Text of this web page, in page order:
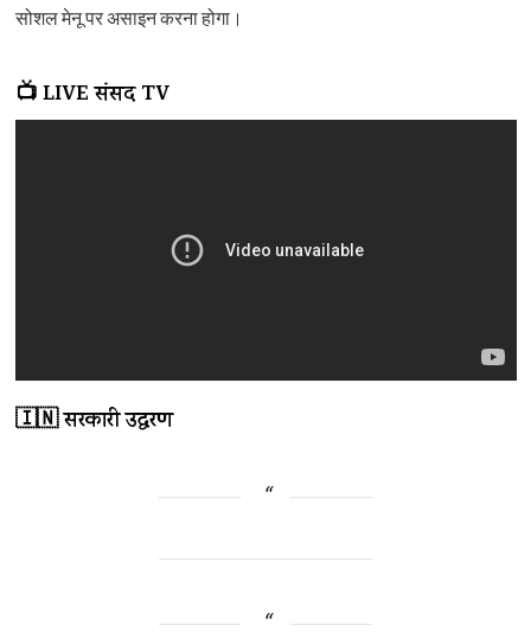
सोशल मेनू पर असाइन करना होगा।
📺 LIVE संसद TV
🇮🇳 सरकारी उद्धरण